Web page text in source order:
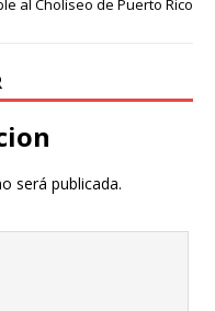
al Choliseo de Puerto Rico
será publicada.